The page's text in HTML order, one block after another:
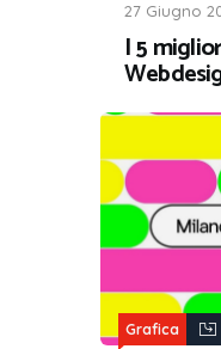
27 Giugno
I 5
Grafica